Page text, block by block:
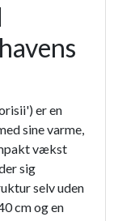
er en
sine varme,
vækst
sig
selv uden
cm og en